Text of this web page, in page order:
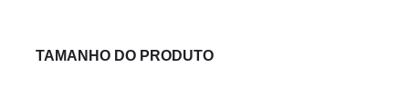
TAMANHO DO PRODUTO